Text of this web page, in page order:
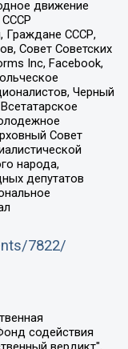
движение
СССР
Граждане СССР,
Совет Советских
Inc, Facebook,
Черный
Совет
народа,
депутатов
7822/
Вахштайн Виктор Семенович, Венедиктов Алексей Алексеевич, Лушникова Екатерина Евгеньевна, Волков Леонид Михайлович, Невзоров Александр Глебович, Пархоменко Сергей Борисович, Сироткин Ярослав Николаевич, Кара-Мурза Владимир Владимирович, Баранова Наталья Владимировна, Гозман Леонид Яковлевич, Кагарлицкий Борис Юльевич, Климарев Михаил Валерьевич, Милов Владимир Станиславович, Автономная некоммерческая организация Краснодарский центр современного искусства "Типография", Моргенштерн Алишер Тагирович, Соболь Любовь Эдуардовна, Общество с ограниченной ответственностью "ЛИЗА НОРМ", Каспаров Гарри Кимович, Ходорковский Михаил Борисович, Общество с ограниченной ответственностью "Апрельские тезисы", Данилович Ирина Брониславовна, Кашин Олег Владимирович, Петров Николай Владимирович, Пивоваров Алексей Владимирович, Соколов Михаил Владимирович, Цветкова Юлия Владимировна, Чичваркин Евгений Александрович, Комитет против пыток/Команда против пыток, Общество с ограниченной ответственностью "Первый научный", Общество с ограниченной ответственностью "Вертолет и ко", Белоцерковская Вероника Борисовна, Кац Максим Евгеньевич, Лазарева Татьяна Юрьевна, Шаведдинов Руслан Табризович, Яшин Илья Валерьевич, Общество с ограниченной ответственностью "Иноагент ААВ", Алешковский Дмитрий Петрович, Альбац Евгения Марковна, Быков Дмитрий Львович, Галямина Юлия Евгеньевна, Лойко Сергей Леонидович, Мартынов Кирилл Константинович, Медведев Сергей Александрович, Крашенинников Федор Геннадиевич, Гордеева Катерина Вл